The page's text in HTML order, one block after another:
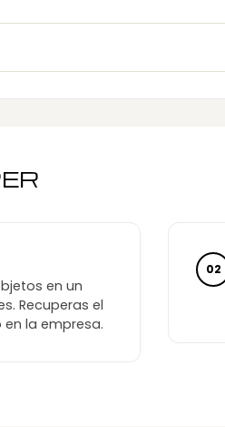
en un
Recuperas el
la empresa.
02